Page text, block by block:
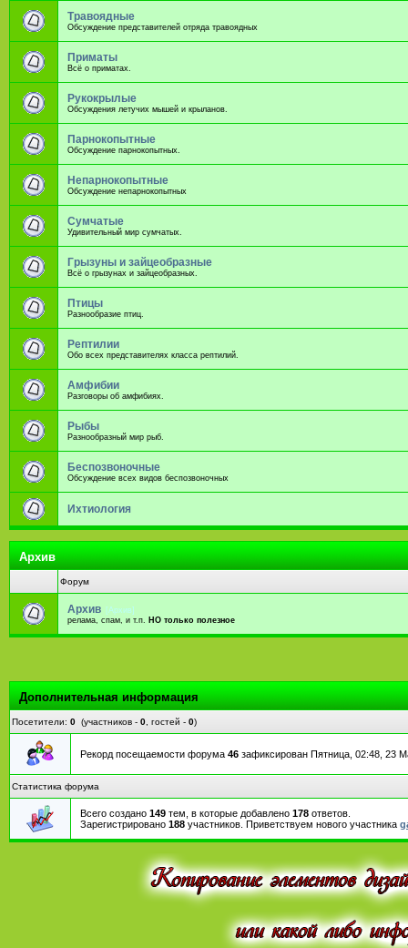
Травоядные
Обсуждение представителей отряда травоядных
Приматы
Всё о приматах.
Рукокрылые
Обсуждения летучих мышей и крыланов.
Парнокопытные
Обсуждение парнокопытных.
Непарнокопытные
Обсуждение непарнокопытных
Сумчатые
Удивительный мир сумчатых.
Грызуны и зайцеобразные
Всё о грызунах и зайцеобразных.
Птицы
Разнообразие птиц.
Рептилии
Обо всех представителях класса рептилий.
Амфибии
Разговоры об амфибиях.
Рыбы
Разнообразный мир рыб.
Беспозвоночные
Обсуждение всех видов беспозвоночных
Ихтиология
Архив
Форум
Архив
[Архив]
релама, спам, и т.п. НО только полезное
Дополнительная информация
Посетители: 0 (участников - 0 , гостей - 0)
Рекорд посещаемости форума 46 зафиксирован Пятница, 02:48, 23
Статистика форума
Всего создано 149 тем, в которые добавлено 178 ответов.
Зарегистрировано 188 участников. Приветствуем нового участника